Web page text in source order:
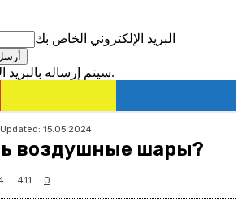
البريد الإلكتروني الخاص بك
سيتم إرساله بالبريد الالكتروني كلمة سر لك.
Updated: 15.05.2024
воздушные шары?
411 0